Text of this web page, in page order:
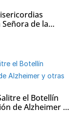
de la
el Botellín
de Alzheimer y